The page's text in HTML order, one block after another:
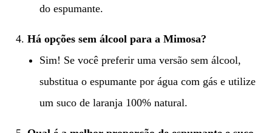
do espumante.
Há opções sem álcool para a Mimosa?
Sim! Se você preferir uma versão sem álcool,
substitua o espumante por água com gás e utilize
um suco de laranja 100% natural.